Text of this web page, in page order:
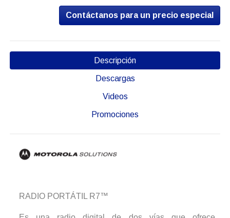
Contáctanos para un precio especial
Descripción
Descargas
Videos
Promociones
RADIO PORTÁTIL R7™